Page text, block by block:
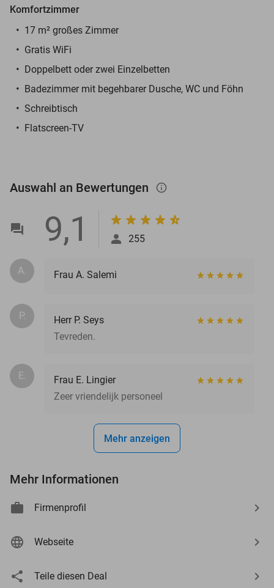
Komfortzimmer
17 m² großes Zimmer
Gratis WiFi
Doppelbett oder zwei Einzelbetten
Badezimmer mit begehbarer Dusche, WC und Föhn
Schreibtisch
Flatscreen-TV
Auswahl an Bewertungen info_outlined
9,1 255
A. Frau A. Salemi
P.
Herr P. Seys
Tevreden.
E.
Frau E. Lingier
Zeer vriendelijk personeel
Mehr anzeigen
Mehr Informationen
Firmenprofil
Webseite
Teile diesen Deal